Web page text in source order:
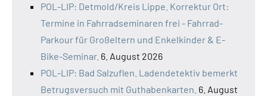
POL-LIP: Detmold/Kreis Lippe. Korrektur Ort:
Termine in Fahrradseminaren frei - Fahrrad-
Parkour für Großeltern und Enkelkinder & E-
Bike-Seminar. 6. August 2026
POL-LIP: Bad Salzuflen. Ladendetektiv bemerkt
Betrugsversuch mit Guthabenkarten. 6. August